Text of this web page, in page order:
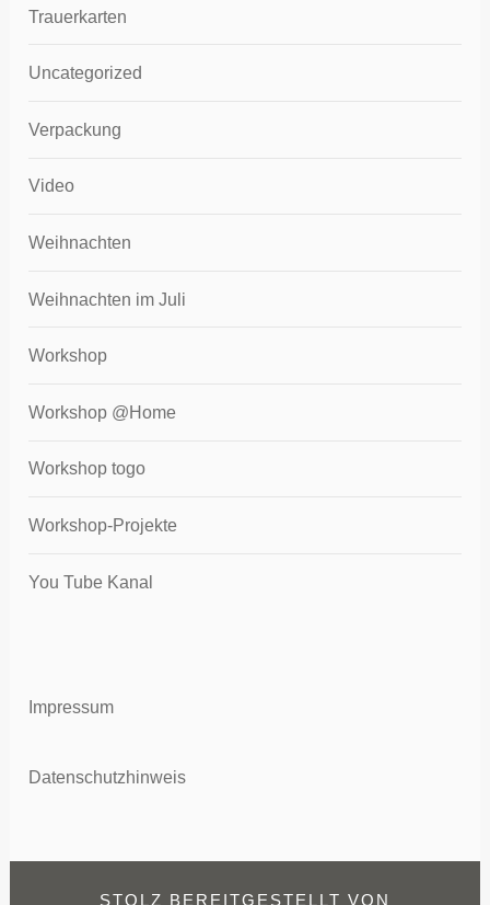
Trauerkarten
Uncategorized
Verpackung
Video
Weihnachten
Weihnachten im Juli
Workshop
Workshop @Home
Workshop togo
Workshop-Projekte
You Tube Kanal
Impressum
Datenschutzhinweis
STOLZ BEREITGESTELLT VON